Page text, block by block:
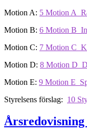
Motion A: 5 Motion
Motion B: 6 Motion
Motion C: 7 Motion
Motion D: 8 Motion
Motion E: 9 Motion
Styrelsens förslag: 10
Årsredovisning